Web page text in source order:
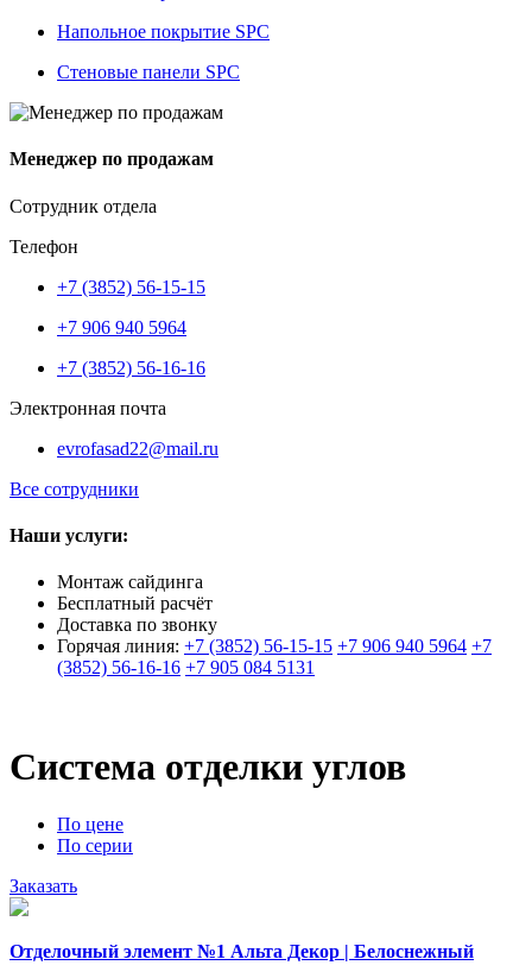
Напольное покрытие SPC
Стеновые панели SPC
Менеджер по продажам
Сотрудник отдела
Телефон
+7 (3852) 56-15-15
+7 906 940 5964
+7 (3852) 56-16-16
Электронная почта
evrofasad22@mail.ru
Все сотрудники
Наши услуги:
Монтаж сайдинга
Бесплатный расчёт
Доставка по звонку
Горячая линия: +7 (3852) 56-15-15 +7 906 940 5964 +7
(3852) 56-16-16 +7 905 084 5131
Система отделки углов
По цене
По серии
Заказать
Отделочный элемент №1 Альта Декор | Белоснежный